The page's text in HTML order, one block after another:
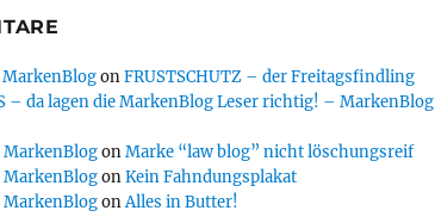
MarkenBlogonFRUSTSCHUTZ – der Freitagsfindling
– da lagen die MarkenBlog Leser richtig! – MarkenBlog
MarkenBlogonMarke “law blog” nicht löschungsreif
MarkenBlogonKein Fahndungsplakat
MarkenBlogonAlles in Butter!